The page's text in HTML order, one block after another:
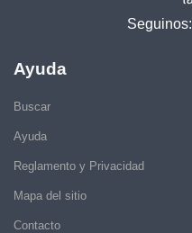
Seguinos:
Ayuda
Buscar
Ayuda
Reglamento y Privacidad
Mapa del sitio
Contacto